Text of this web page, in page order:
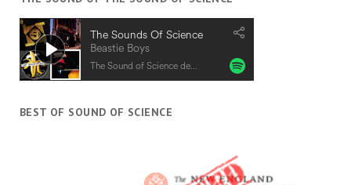
BEST OF SOUND OF SCIENCE